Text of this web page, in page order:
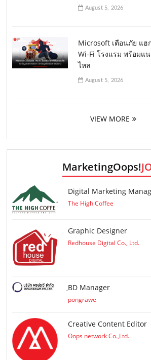
August 5, 2026
Microsoft เตือนภัย แฮ
Wi-Fi โรงแรม พร้อมแ
ไหล
August 5, 2026
VIEW MORE
MarketingOops!
Digital Marketing
The High Coffee
Graphic Designer
Redhouse Digital Co., Ltd.
ฺBD Manager
pongrawe
Creative Content Editor
Oops network Co.,Ltd.